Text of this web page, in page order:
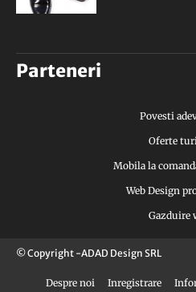
Parteneri
Povesti
Oferte
Mobila la
Web Design
Gazduire
© Copyright -ADAD Design SRL
Despre noi Inregistrare